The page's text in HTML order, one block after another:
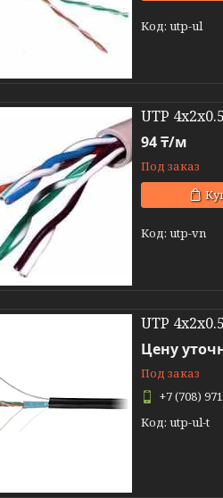
utp-ul
UTP
94 ₸/м
Под заказ
utp-vn
UTP
Цену
Под заказ
+7 (708)
utp-ul-t